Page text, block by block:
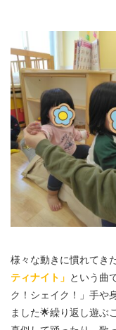
様々な動きに慣れてき
ティナイト」 という曲
ク！シェイク！」手や
ました🌟繰り返し遊ぶ